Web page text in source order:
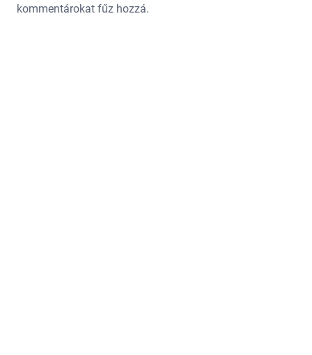
kommentárokat fűz hozzá.